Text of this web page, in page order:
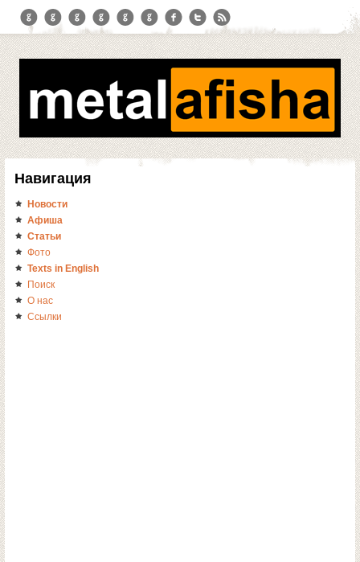
Навигация
Новости
Афиша
Статьи
Фото
Texts in English
Поиск
О нас
Ссылки